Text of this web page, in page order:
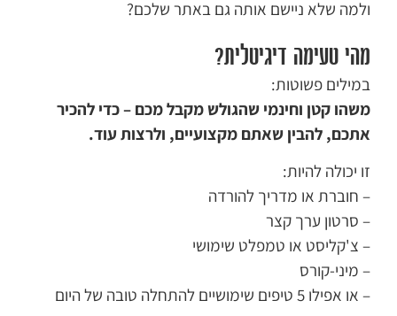
ולמה שלא ניישם אותה גם באתר שלכם?
מהי טעימה דיגיטלית?
במילים פשוטות:
משהו קטן וחינמי שהגולש מקבל מכם – כדי להכיר
אתכם, להבין שאתם מקצועיים, ולרצות עוד.
זו יכולה להיות:
– חוברת או מדריך להורדה
– סרטון ערך קצר
– צ'קליסט או טמפלט שימושי
– מיני-קורס
– או אפילו 5 טיפים שימושיים להתחלה טובה של היום